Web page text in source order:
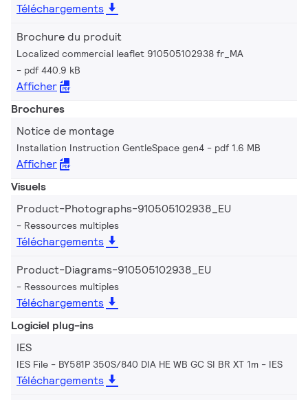
Téléchargements
Brochure du produit
Localized commercial leaflet 910505102938 fr_MA
pdf 440.9 kB
Afficher
Brochures
Notice de montage
Installation Instruction GentleSpace gen4 pdf 1.6 MB
Afficher
Visuels
Product-Photographs-910505102938_EU
Ressources multiples
Téléchargements
Product-Diagrams-910505102938_EU
Ressources multiples
Téléchargements
Logiciel plug-ins
IES
IES File - BY581P 350S/840 DIA HE WB GC SI BR XT 1m IES
Téléchargements